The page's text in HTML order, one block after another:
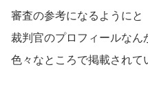
審査の参考になるようにと
裁判官のプロフィールなん
色々なところで掲載されて